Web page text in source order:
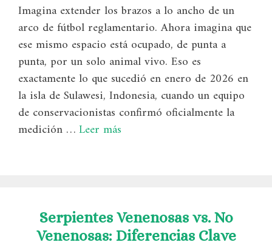
Imagina extender los brazos a lo ancho de un
arco de fútbol reglamentario. Ahora imagina que
ese mismo espacio está ocupado, de punta a
punta, por un solo animal vivo. Eso es
exactamente lo que sucedió en enero de 2026 en
la isla de Sulawesi, Indonesia, cuando un equipo
de conservacionistas confirmó oficialmente la
medición …Leer más
Serpientes Venenosas vs. No
Venenosas: Diferencias Clave